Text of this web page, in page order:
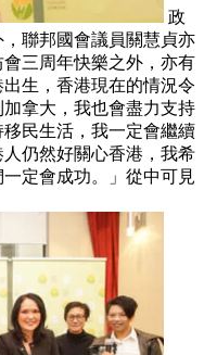
政
聯邦國會議員關慧貞亦
三周年快樂之外，亦有
生，香港現在的情況令
拿大，我也會盡力支持
民生活，我一定會繼續
仍然好關心香港，我希
定會成功。」從中可見